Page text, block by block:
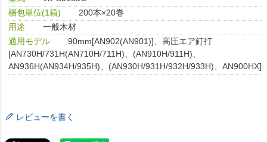
梱包単位(1箱)
200本×20巻
用途
一般木材
適用モデル
90mm[AN902(AN901)]、高圧エア釘打
[AN730H/731H(AN710H/711H)、(AN910H/911H)、
AN936H(AN934H/935H)、(AN930H/931H/932H/933H)、AN900HX]
レビューを書く